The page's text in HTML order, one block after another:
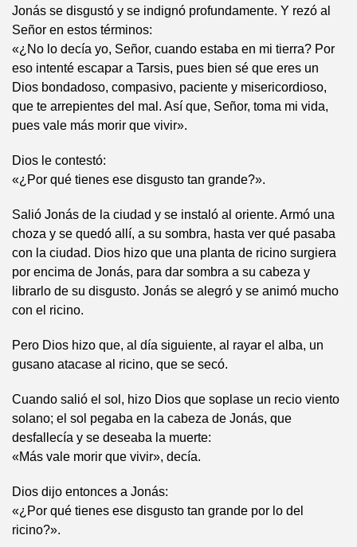
Jonás se disgustó y se indignó profundamente. Y rezó al
Señor en estos términos:
«¿No lo decía yo, Señor, cuando estaba en mi tierra? Por
eso intenté escapar a Tarsis, pues bien sé que eres un
Dios bondadoso, compasivo, paciente y misericordioso,
que te arrepientes del mal. Así que, Señor, toma mi vida,
pues vale más morir que vivir».
Dios le contestó:
«¿Por qué tienes ese disgusto tan grande?».
Salió Jonás de la ciudad y se instaló al oriente. Armó una
choza y se quedó allí, a su sombra, hasta ver qué pasaba
con la ciudad. Dios hizo que una planta de ricino surgiera
por encima de Jonás, para dar sombra a su cabeza y
librarlo de su disgusto. Jonás se alegró y se animó mucho
con el ricino.
Pero Dios hizo que, al día siguiente, al rayar el alba, un
gusano atacase al ricino, que se secó.
Cuando salió el sol, hizo Dios que soplase un recio viento
solano; el sol pegaba en la cabeza de Jonás, que
desfallecía y se deseaba la muerte:
«Más vale morir que vivir», decía.
Dios dijo entonces a Jonás:
«¿Por qué tienes ese disgusto tan grande por lo del
ricino?».